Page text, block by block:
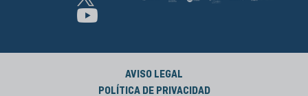
AVISO LEGAL
POLÍTICA DE PRIVACIDAD